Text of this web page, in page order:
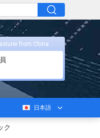
from China
日本語
ク